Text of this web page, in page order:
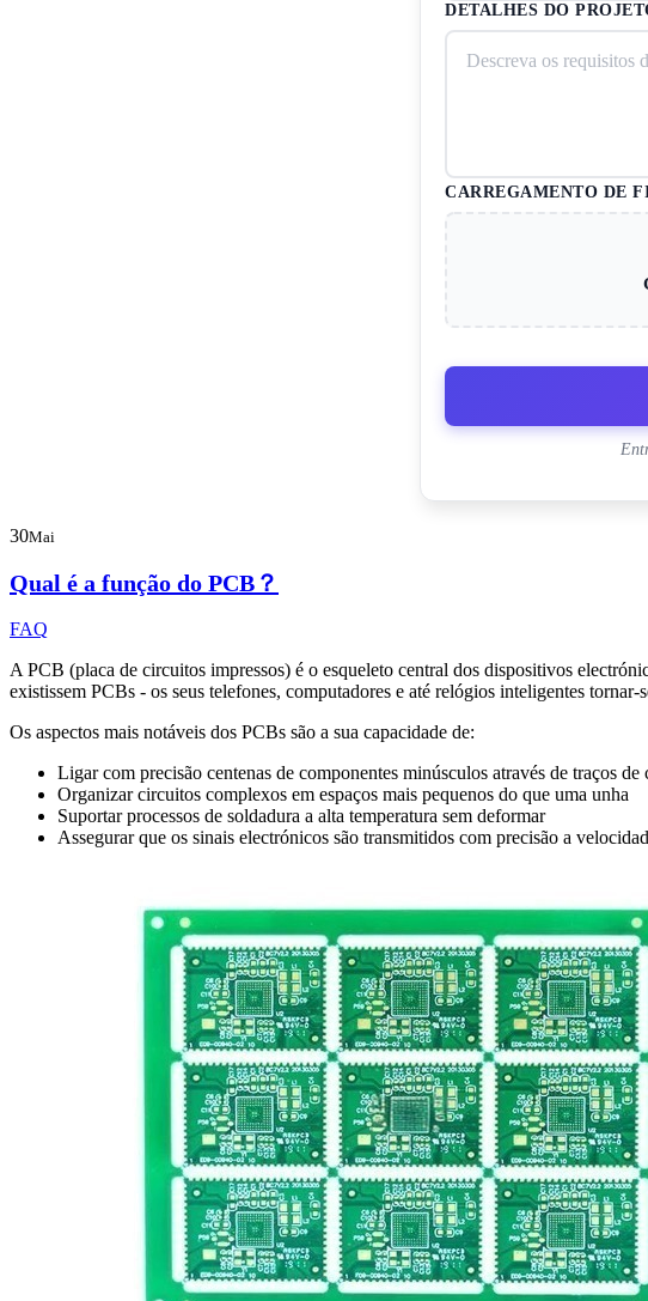
DETALHES DO
CARREGAMENTO DE
30Mai
Qual é a função do PCB？
FAQ
A PCB (placa de circuitos impressos) é o esqueleto central dos dispositivos
existissem PCBs - os seus telefones, computadores e até relógios inteligentes
Os aspectos mais notáveis dos PCBs são a sua capacidade de:
Ligar com precisão centenas de componentes minúsculos através de traços de
Organizar circuitos complexos em espaços mais pequenos do que uma unha
Suportar processos de soldadura a alta temperatura sem deformar
Assegurar que os sinais electrónicos são transmitidos com precisão a